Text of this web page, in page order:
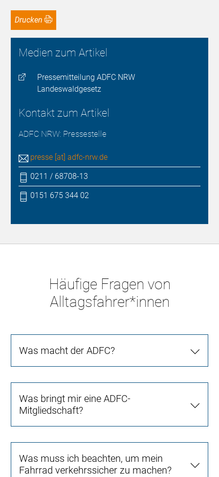
Drucken
Medien zum Artikel
Pressemitteilung ADFC NRW
Landeswaldgesetz
Kontakt zum Artikel
ADFC NRW: Pressestelle
presse [at] adfc-nrw.de
0211 / 68708-13
0151 675 344 02
Häufige Fragen von
Alltagsfahrer*innen
Was macht der ADFC?
Was bringt mir eine ADFC-
Mitgliedschaft?
Was muss ich beachten, um mein
Fahrrad verkehrssicher zu machen?